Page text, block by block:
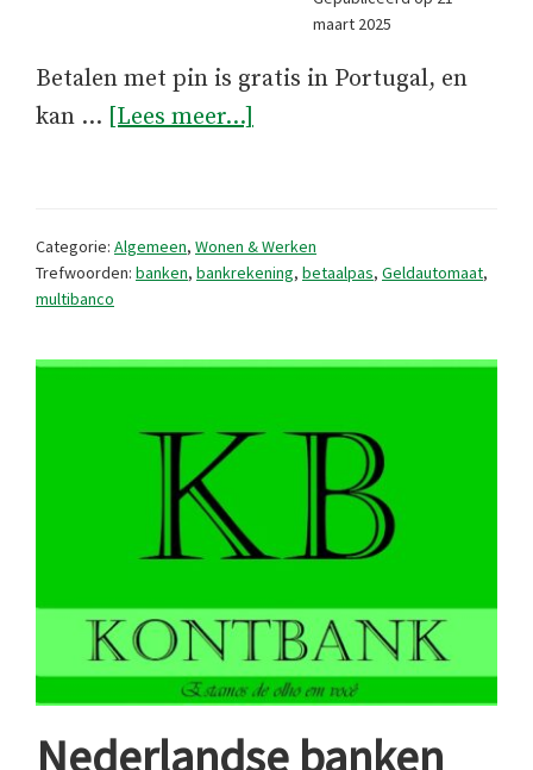
maart 2025
Betalen met pin is gratis in Portugal, en
kan … [Lees meer...]
Categorie: Algemeen, Wonen & Werken
Trefwoorden: banken, bankrekening, betaalpas, Geldautomaat,
multibanco
Nederlandse banken